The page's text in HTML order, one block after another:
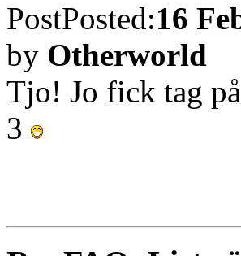
PostPosted:16
by Otherworld
Tjo! Jo fick tag
3